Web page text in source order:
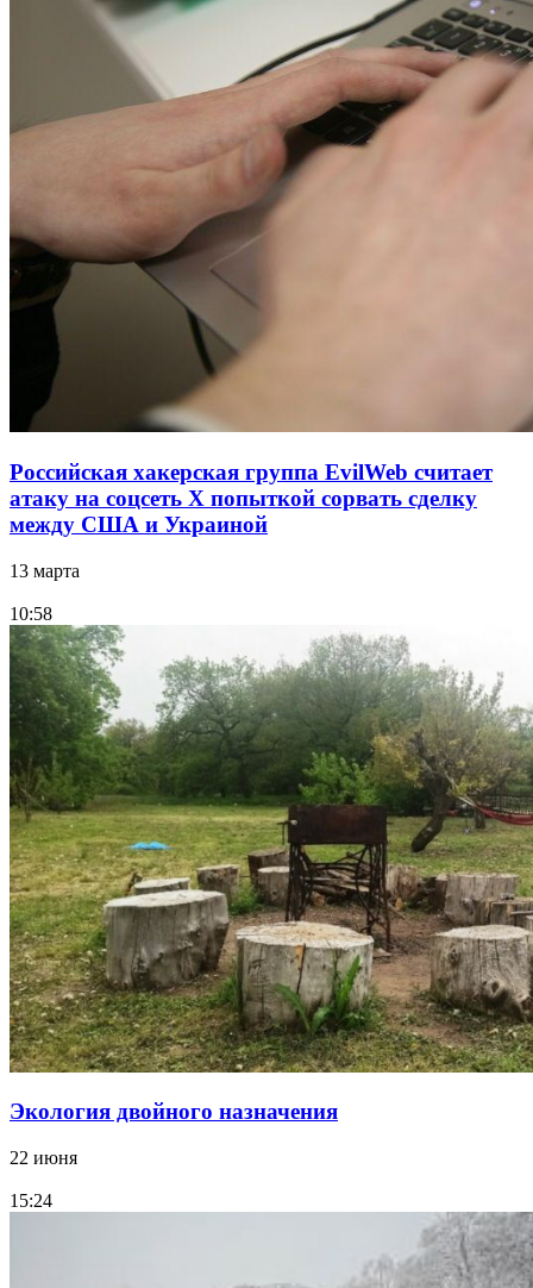
Российская хакерская группа EvilWeb считает
атаку на соцсеть Х попыткой сорвать сделку
между США и Украиной
13 марта
10:58
Экология двойного назначения
22 июня
15:24